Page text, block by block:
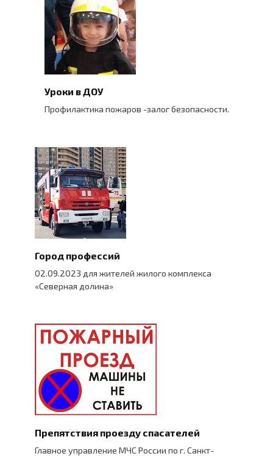
Уроки в ДОУ
Профилактика пожаров -залог безопасности.
Город профессий
02.09.2023 для жителей жилого комплекса
«Северная долина»
Препятствия проезду спасателей
Главное управление МЧС России по г. Санкт-